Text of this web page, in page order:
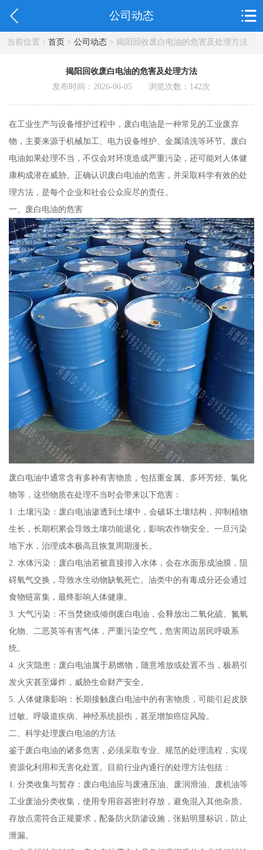
公司动态
当前位置： 首页> 公司动态> 揭阳回收废白电油的危害及处理方法
揭阳回收废白电油的危害及处理方法
发布时间：2026-06-05 浏览次数： 142次
在工业生产与设备维护过程中，废白电油是一种常见的工业废弃
物，主要来源于机械加工、电力设备维护、金属清洗等环节。废白
电油如果处理不当，不仅会对环境造成严重污染，还可能对人体健
康构成潜在威胁。正确认识废白电油的危害，并采取科学有效的处
理方法，是每个企业和社会公众应尽的责任。
一、废白电油的危害
废白电油中通常含有多种有害物质，包括重金属、多环芳烃、氯化
物等，这些物质在处理不当时会带来以下危害：
1. 土壤污染：废白电油渗透到土壤中，会破坏土壤结构，抑制植物
生长，长期积累会导致土壤功能退化，影响农作物安全。一旦污染
地下水，治理成本极高且恢复周期漫长。
2. 水体污染：废白电油若被直接排入水体，会在水面形成油膜，阻
碍氧气交换，导致水生动物缺氧死亡。油类中的有毒成分还会通过
食物链富集，最终影响人体健康。
3. 大气污染：不当焚烧或倾倒废白电油，会释放出二氧化硫、氮氧
化物、二恶英等有害气体，严重污染空气，危害周边居民呼吸系
统。
4. 火灾隐患：废白电油属于易燃物，随意堆放或处置不当，极易引
发火灾甚至爆炸，威胁生命财产安全。
5. 人体健康影响：长期接触废白电油中的有害物质，可能引起皮肤
过敏、呼吸道疾病、神经系统损伤，甚至增加癌症风险。
二、科学处理废白电油的方法
鉴于废白电油的诸多危害，必须采取专业、规范的处理流程，实现
资源化利用和无害化处置。目前行业内通行的处理方法包括：
1. 分类收集与暂存：废白电油应与废液压油、废润滑油、废机油等
工业废油分类收集，使用专用容器密封存放，避免混入其他杂质。
存放点需符合正规要求，配备防火防渗设施，张贴明显标识，防止
泄漏。